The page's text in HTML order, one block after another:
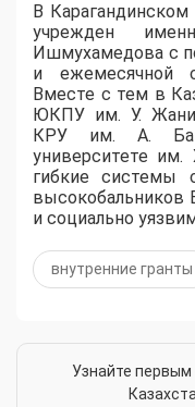
​В Карагандинском
учрежден
Ишмухамедова с
и ежемесячной
Вместе с тем в
ЮКПУ им. У.
КРУ им. А.
университете
гибкие системы
высокобальников
и социально
внутренние гранты
Узнайте